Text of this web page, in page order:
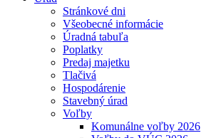
Stránkové dni
Všeobecné informácie
Úradná tabuľa
Poplatky
Predaj majetku
Tlačivá
Hospodárenie
Stavebný úrad
Voľby
Komunálne voľby 2026